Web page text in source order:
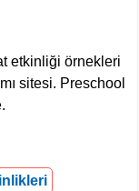
etkinliği örnekleri
sitesi. Preschool